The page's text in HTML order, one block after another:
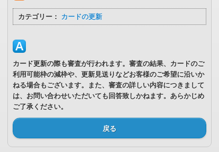
カテゴリー： カードの更新
カード更新の際も審査が行われます。審査の結果、カードのご
利用可能枠の減枠や、更新見送りなどお客様のご希望に沿いか
ねる場合もございます。また、審査の詳しい内容につきまして
は、お問い合わせいただいても回答致しかねます。あらかじめ
ご了承ください。
戻る